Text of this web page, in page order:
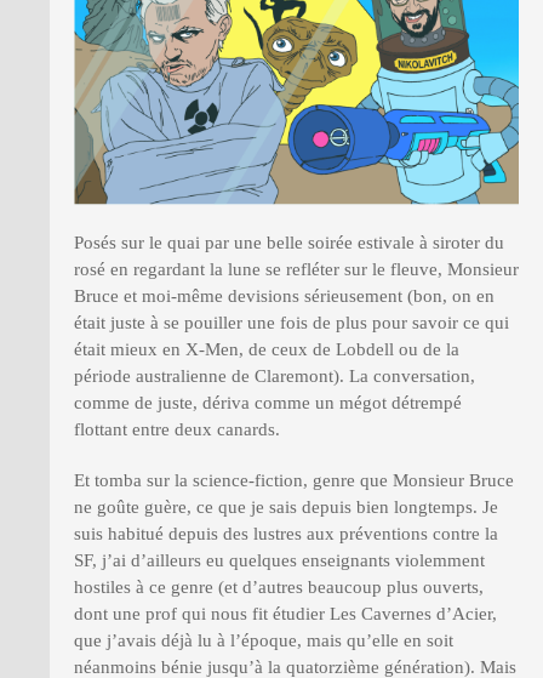
Posés sur le quai par une belle soirée estivale à siroter du
rosé en regardant la lune se refléter sur le fleuve, Monsieur
Bruce et moi-même devisions sérieusement (bon, on en
était juste à se pouiller une fois de plus pour savoir ce qui
était mieux en X-Men, de ceux de Lobdell ou de la
période australienne de Claremont). La conversation,
comme de juste, dériva comme un mégot détrempé
flottant entre deux canards.
Et tomba sur la science-fiction, genre que Monsieur Bruce
ne goûte guère, ce que je sais depuis bien longtemps. Je
suis habitué depuis des lustres aux préventions contre la
SF, j’ai d’ailleurs eu quelques enseignants violemment
hostiles à ce genre (et d’autres beaucoup plus ouverts,
dont une prof qui nous fit étudier Les Cavernes d’Acier,
que j’avais déjà lu à l’époque, mais qu’elle en soit
néanmoins bénie jusqu’à la quatorzième génération). Mais